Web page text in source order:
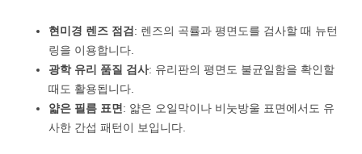
현미경 렌즈 점검 : 렌즈의 곡률과 평면도를 검사할 때 뉴턴
링을 이용합니다.
광학 유리 품질 검사: 유리판의 평면도 불균일함을 확인할
때도 활용됩니다.
얇은 필름 표면: 얇은 오일막이나 비눗방울 표면에서도 유
사한 간섭 패턴이 보입니다.